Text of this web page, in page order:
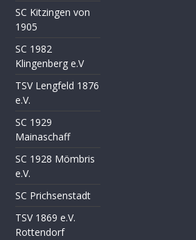
SC Kitzingen von
1905
SC 1982
Klingenberg e.V
TSV Lengfeld 1876
e.V.
SC 1929
Mainaschaff
SC 1928 Mömbris
e.V.
SC Prichsenstadt
TSV 1869 e.V.
Rottendorf